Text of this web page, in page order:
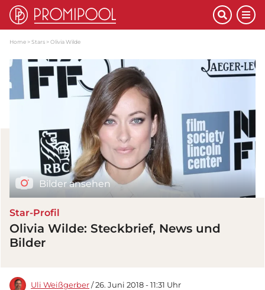
Home Stars Olivia Wilde
Bilder ansehen
Star-Profil
Olivia Wilde: Steckbrief, News und
Bilder
Uli Weißgerber / 26. Juni 2018 - 11:31 Uhr